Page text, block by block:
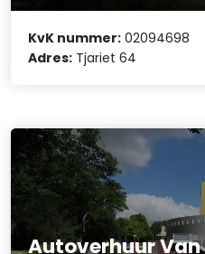
KvK nummer: 02094698
Adres: Tjariet 64
Autoverhuur Van